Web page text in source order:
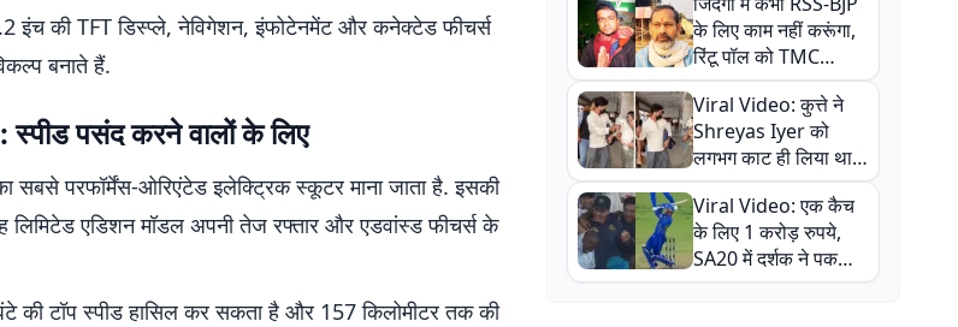
इंच की TFT डिस्प्ले, नेविगेशन, इंफोटेनमेंट और कनेक्टेड फीचर्स
बनाते हैं.
पसंद करने वालों के लिए
परफॉर्मेंस-ओरिएंटेड इलेक्ट्रिक स्कूटर माना जाता है. इसकी
एडिशन मॉडल अपनी तेज रफ्तार और एडवांस्ड फीचर्स के
की टॉप स्पीड हासिल कर सकता है और 157 किलोमीटर तक की
कान
के लिए काम नहीं करूंगा,
रिंटू पॉल को TMC
ऑफिस में ले जाकर पीटा,
Video वायरल
Viral Video: कुत्ते ने
Shreyas Iyer को
लगभग काट ही लिया था,
न्यूजीलैंड सीरीज से पहले
बाल-बाल बचे
Viral Video: एक कैच
के लिए 1 करोड़ रुपये,
SA20 में दर्शक ने पकड़ा
एक हाथ से गजब का कैच